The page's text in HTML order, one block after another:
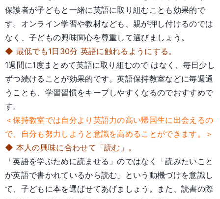
保護者が子どもと一緒に英語に取り組むことも効果的で
す。オンライン学習や教材なども、親が押し付けるのでは
なく、子どもの興味関心を尊重して選びましょう。
◆ 最低でも1日30分 英語に触れるようにする。
1週間に1度まとめて英語に取り組むので はなく、毎日少し
ずつ続けることが効果的です。英語保持教室などに毎週通
うことも、学習習慣をキープしやすくなるのでおすすめで
す。
＜保持教室では自分より英語力の高い帰国生に出会えるの
で、自分も努力しようと意識を高めることができます。＞
◆ 本人の興味に合わせて「読む」。
「英語を学ぶために読ませる」のではなく「読みたいこと
が英語で書かれているから読む」という動機づけを意識し
て、子どもに本を選ばせてあげましょう。また、読書の際